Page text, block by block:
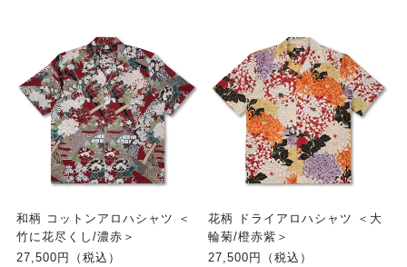
和柄 コットンアロハシャツ ＜
竹に花尽くし/濃赤＞
27,500円（税込）
花柄 ドライアロハシャツ ＜大
輪菊/橙赤紫＞
27,500円（税込）